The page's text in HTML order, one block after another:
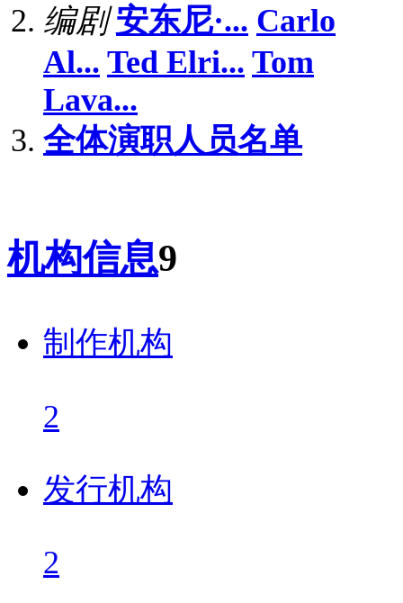
编剧 安东尼·... Carlo
Al... Ted Elri... Tom
Lava...
全体演职人员名单
机构信息9
制作机构
2
发行机构
2